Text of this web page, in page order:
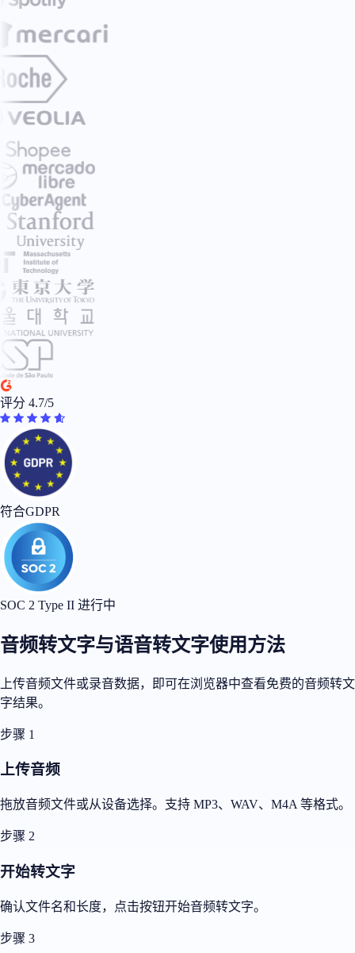
评分 4.7/5
符合GDPR
SOC 2 Type II 进行中
音频转文字与语音转文字使用方法
上传音频文件或录音数据，即可在浏览器中查看免费的音频转文
字结果。
步骤 1
上传音频
拖放音频文件或从设备选择。支持 MP3、WAV、M4A 等格式。
步骤 2
开始转文字
确认文件名和长度，点击按钮开始音频转文字。
步骤 3